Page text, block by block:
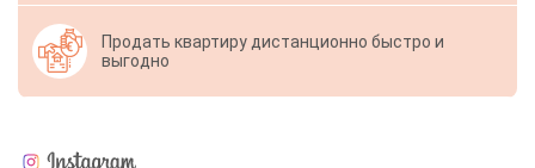
Продать квартиру дистанционно быстро и
выгодно